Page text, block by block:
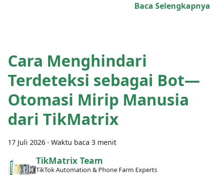
Baca Selengkapnya
Cara Menghindari
Terdeteksi sebagai Bot—
Otomasi Mirip Manusia
dari TikMatrix
17 Juli 2026 · Waktu baca 3 menit
TikMatrix Team
TikTok Automation & Phone Farm Experts